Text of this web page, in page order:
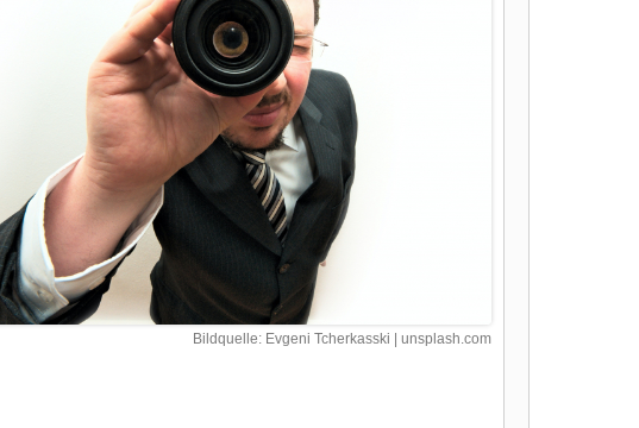
Bildquelle: Evgeni Tcherkasski | unsplash.com